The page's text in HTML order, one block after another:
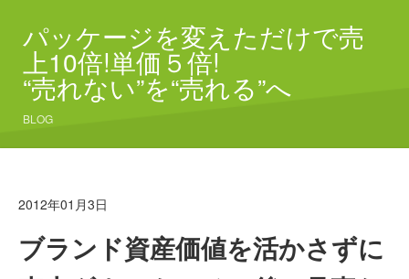
パッケージを変えただけで売
上10倍!単価５倍!
“売れない”を“売れる”へ
BLOG
2012年01月3日
ブランド資産価値を活かさずに